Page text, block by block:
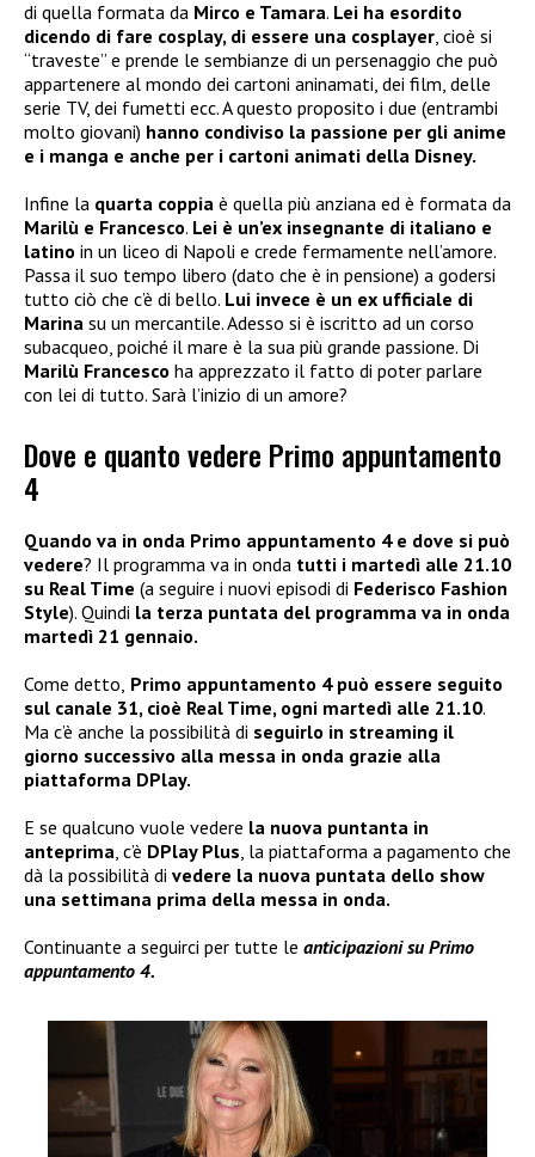
di quella formata da Mirco e Tamara. Lei ha esordito
dicendo di fare cosplay, di essere una cosplayer , cioè si
“traveste” e prende le sembianze di un persenaggio che può
appartenere al mondo dei cartoni aninamati, dei film, delle
serie TV, dei fumetti ecc. A questo proposito i due (entrambi
molto giovani) hanno condiviso la passione per gli anime
e i manga e anche per i cartoni animati della Disney.
Infine la quarta coppia è quella più anziana ed è formata da
Marilù e Francesco. Lei è un’ex insegnante di italiano e
latino in un liceo di Napoli e crede fermamente nell’amore.
Passa il suo tempo libero (dato che è in pensione) a godersi
tutto ciò che c’è di bello. Lui invece è un ex ufficiale di
Marina su un mercantile. Adesso si è iscritto ad un corso
subacqueo, poiché il mare è la sua più grande passione. Di
Marilù Francesco ha apprezzato il fatto di poter parlare
con lei di tutto. Sarà l’inizio di un amore?
Dove e quanto vedere Primo appuntamento
4
Quando va in onda Primo appuntamento 4 e dove si può
vedere? Il programma va in onda tutti i martedì alle 21.10
su Real Time (a seguire i nuovi episodi di Federisco Fashion
Style). Quindi la terza puntata del programma va in onda
martedì 21 gennaio.
Come detto, Primo appuntamento 4 può essere seguito
sul canale 31, cioè Real Time, ogni martedì alle 21.10.
Ma c’è anche la possibilità di seguirlo in streaming il
giorno successivo alla messa in onda grazie alla
piattaforma DPlay.
E se qualcuno vuole vedere la nuova puntanta in
anteprima, c’è DPlay Plus, la piattaforma a pagamento che
dà la possibilità di vedere la nuova puntata dello show
una settimana prima della messa in onda.
Continuante a seguirci per tutte le anticipazioni su Primo
appuntamento 4.